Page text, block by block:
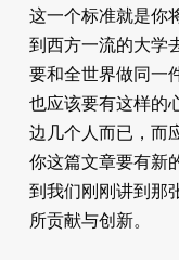
这一个标准就是你
到西方一流的大学
要和全世界做同一
也应该要有这样的
边几个人而已，而
你这篇文章要有新
到我们刚刚讲到那
所贡献与创新。